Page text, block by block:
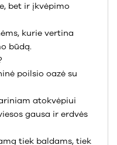
bet ir įkvėpimo
kurie vertina
būdą.
poilsio oazė su
atokvėpiui
gausa ir erdvės
tiek baldams, tiek